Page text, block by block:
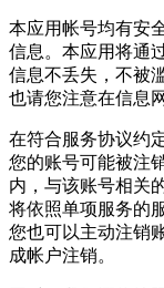
本应用帐号均有安
信息。本应用将通
信息不丢失，不被
也请您注意在信息
在符合服务协议约
您的账号可能被注
内，与该账号相关
将依照单项服务的
您也可以主动注销
成帐户注销。